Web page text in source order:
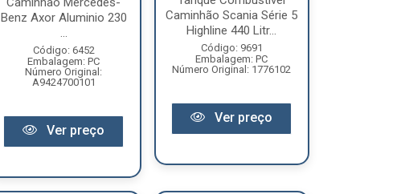
Benz Axor Aluminio 230
...
Código: 6452
Embalagem: PC
Número Original:
A9424700101
Ver preço
Caminhão Scania Série 5
Highline 440 Litr...
Código: 9691
Embalagem: PC
Número Original: 1776102
Ver preço